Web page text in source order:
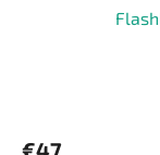
je
€47